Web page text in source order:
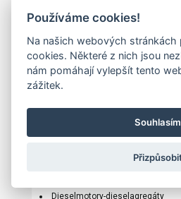
3D tisk
Adiabatické systémy
Analytické systémy
Autogenní technika
Dieselmotory-dieselagregáty
Používáme cookies!
Na našich webových
cookies. Některé z nich jsou
nám pomáhají vylepšít tento
zážitek.
Souhlasím